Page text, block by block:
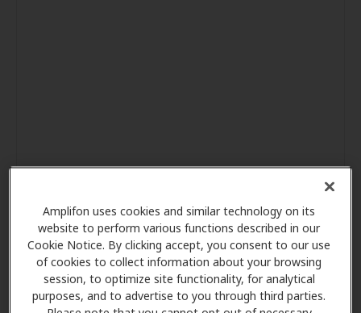
Amplifon uses cookies and similar technology on its
website to perform various functions described in our
Cookie Notice. By clicking accept, you consent to our use
of cookies to collect information about your browsing
session, to optimize site functionality, for analytical
purposes, and to advertise to you through third parties.